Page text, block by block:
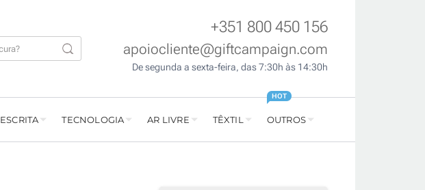
+351 800 450 156
apoiocliente@giftcampaign.com
De segunda a sexta-feira, das 7:30h às 14:30h
ESCRITA TECNOLOGIA AR LIVRE TÊXTIL OUTROS
HOT